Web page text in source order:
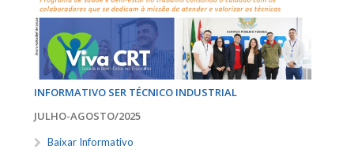
INFORMATIVO SER TÉCNICO INDUSTRIAL
JULHO-AGOSTO/2025
Baixar Informativo